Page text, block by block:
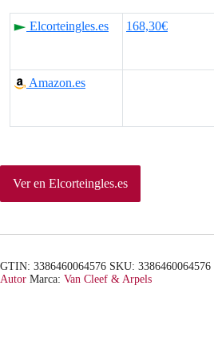
l
r
c
i
o
i
l
r
c
i
t
Elcorteingles.es 168,30€
Amazon.es
Ver en Elcorteingles.es
GTIN: 3386460064576 SKU: 3386460064576
Autor Marca: Van Cleef & Arpels